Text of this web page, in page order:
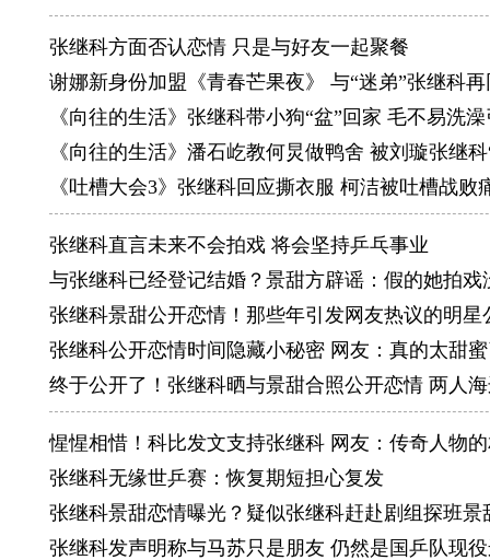
张继科方面否认恋情 只是与好友一起聚餐
谢娜新身份加盟《青春芒果夜》 与“迷弟”张继科
《向往的生活》张继科带小狗“盆”回家 毛不易洗
《向往的生活》潘石屹教何炅做鸭舍 被刘璇张继
《吐槽大会3》张继科回应撕衣服 柯洁被吐槽战败
张继科直言未来不会拍戏 将会坚持乒乓事业
与张继科已经登记结婚？景甜方辟谣：假的她拍戏
张继科景甜公开恋情！那些年引发网友热议的明星
张继科公开恋情时间隐藏小秘密 网友：真的太甜
终于公开了！张继科晒与景甜合照公开恋情 两人
惺惺相惜！科比发文支持张继科 网友：传奇人物
张继科无缘世乒赛：恢复期短担心复发
张继科景甜恋情曝光？疑似张继科赶赴剧组探班景
张继科发声明称与马苏只是朋友 仍然是国乒队现